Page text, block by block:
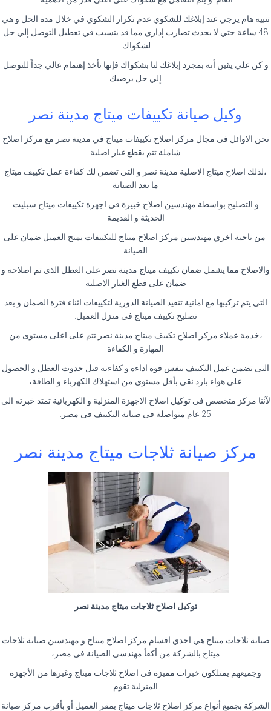
تنبيه هام يرجي عند إبلاغك للشكوي عدم تكرار الشكوي في خلال مده الحل و هي
48 ساعة حتي لا يحدث تضارب إداري مما قد يتسبب في تعطيل التوصل إلي حل
لشكواك.
و كن علي يقين أنه بمجرد إبلاغك لنا بشكواك فإنها تأخذ إهتمام عالي جداً للتوصل
إلي حل يرضيك
وكيل صيانة تكييفات ميتاج مدينة نصر
نحن الاوائل فى مجال مركز اصلاح تكييفات ميتاج في مدينة نصر مع مركز اصلاح
شاملة تتم بقطع غيار اصلية
،لذلك اصلاح ميتاج الاصلية مدينة نصر و التى تضمن لك كفاءة عمل تكييف ميتاج
ما بعد الصيانة
و التصليح بواسطة مهندسين اصلاح خبيرة فى اجهزة تكييفات ميتاج سبليت
الحديثة و القديمة
من ناحية اخري مهندسين مركز اصلاح ميتاج للتكييفات يمنح العميل ضمان على
الصيانة
والاصلاح مما يشمل ضمان تكييف ميتاج مدينة نصر على العطل الذى تم اصلاحه و
ضمان على قطع الغيار الاصلية
التى يتم تركيبها مع امانية تنفيذ الصيانة الدورية لتكييفات اثناء فترة الضمان و بعد
تصليح تكييف ميتاج فى منزل العميل.
،خدمة عملاء مركز اصلاح تكييف ميتاج مدينة نصر تتم على اعلى مستوى من
المهارة و الكفاءة
التى تضمن عمل التكييف بنفس قوة اداءه و كفاءته قبل حدوث العطل و الحصول
على هواء بارد نقى بأقل مستوى من استهلاك الكهرباء و الطاقة،
لآننا مركز متخصص فى توكيل اصلاح الاجهزة المنزلية و الكهربائية تمتد خبرته الى
25 عام متواصلة فى صيانة التكييف فى مصر.
مركز صيانة ثلاجات ميتاج مدينة نصر
توكيل اصلاح ثلاجات ميتاج مدينة نصر
صيانة ثلاجات ميتاج هي احدي اقسام مركز اصلاح ميتاج و مهندسين صيانة ثلاجات
ميتاج بالشركة من أكفأ مهندسى الصيانة فى مصر،
وجميعهم يمتلكون خبرات مميزة فى اصلاح ثلاجات ميتاج وغيرها من الأجهزة
المنزلية تقوم
الشركة بجميع أنواع مركز اصلاح ثلاجات ميتاج بمقر العميل أو بأقرب مركز صيانة